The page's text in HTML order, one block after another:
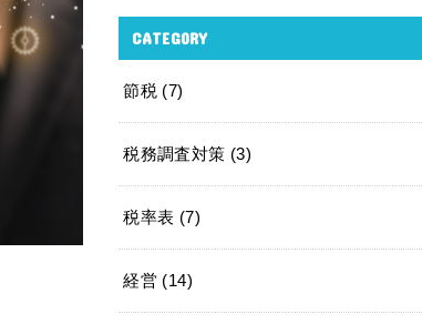
CATEGORY
節税 (7)
税務調査対策 (3)
税率表 (7)
経営 (14)